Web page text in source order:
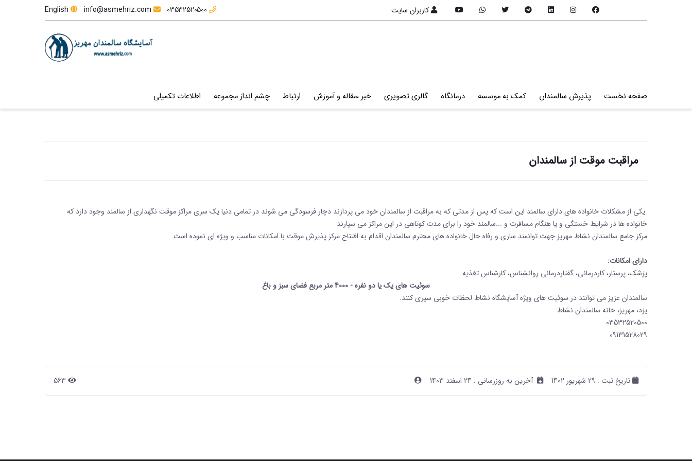
کاربران سایت
صفحه نخست پذیرش سالمندان کمک به موسسه درمانگاه گالری تصویری خبر ،مقاله و آموزش ارتباط چشم انداز مجموعه اطلاعات تکمیلی
مراقبت موقت از سالمندان
یکی از مشکلات خانواده های دارای سالمند این است که پس از مدتی که به مراقبت از سالمندان خود می پردازند دچار فرسودگی می شوند در تمامی دنیا یک سری مراکز موقت نگهداری از سالمند وجود دارد که
خانواده ها در شرایط خستگی و یا هنگام مسافرت و ...سالمند خود را برای مدت کوتاهی در این مراکز می سپارند
مرکز جامع سالمندان نشاط مهریز جهت توانمند سازی و رفاه حال خانواده های محترم سالمندان اقدام به افتتاح مرکز پذیرش موقت با امکانات مناسب و ویژه ای نموده است.
دارای امکانات:
پزشک، پرستار، کاردرمانی، گفتاردرمانی روانشناس، کارشناس تغذیه
سوئیت های یک یا دو نفره - 4000 متر مربع فضای سبز و باغ
سالمندان عزیز می توانند در سوئیت های ویژه آسایشگاه نشاط لحظات خوبی سپری کنند.
یزد، مهریز، خانه سالمندان نشاط
03532520500
09131528029
تاریخ ثبت : 29 شهریور 1402 آخرین به روزرسانی : 24 اسفند 1403 563